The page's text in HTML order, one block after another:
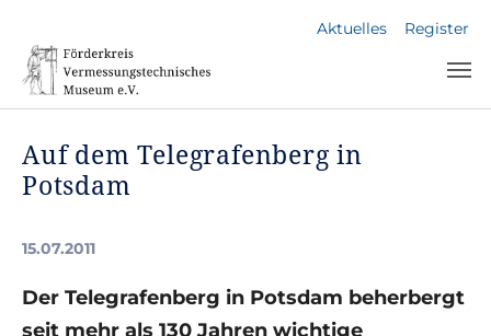
Aktuelles Register
Auf dem Telegrafenberg in
Potsdam
15.07.2011
Der Telegrafenberg in Potsdam beherbergt
seit mehr als 130 Jahren wichtige